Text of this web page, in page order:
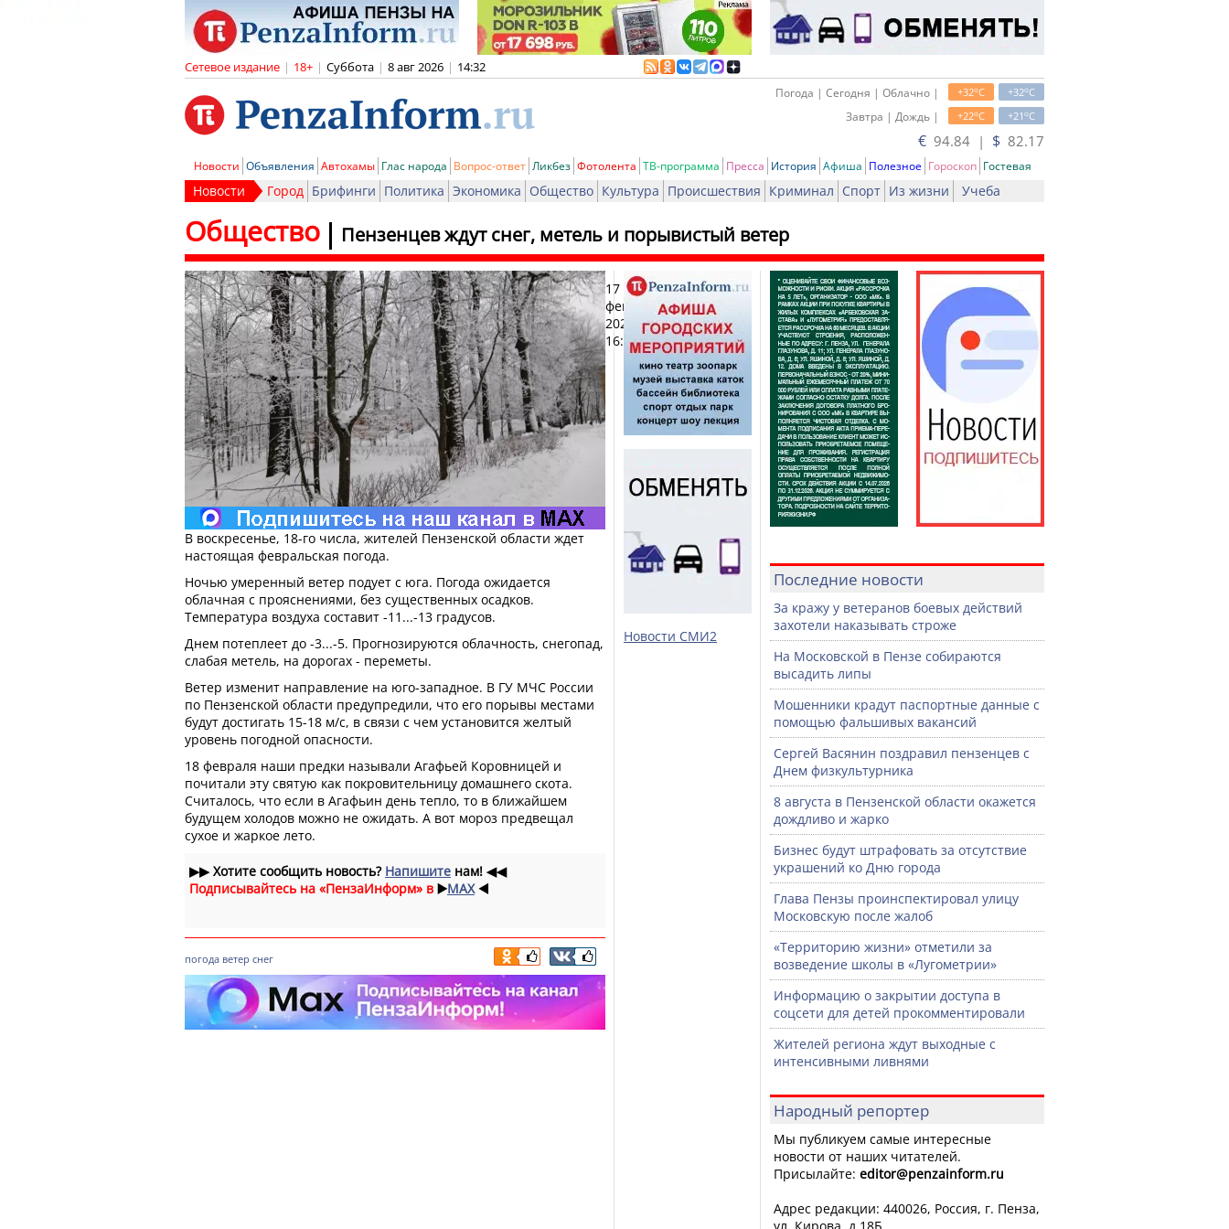
Сетевое издание | 18+ | Суббота | 8 авг 2026 | 14:32
+32oC
+32oC
Погода | Сегодня | Облачно |
+21oC
+22oC
Завтра | Дождь |
€ 94.84 | $ 82.17
Новости Объявления Автохамы Глас народа Вопрос-ответ Ликбез Фотолента ТВ-программа Пресса История Афиша Полезное Гороскоп Гостевая
Новости Город Брифинги Политика Экономика Общество Культура Происшествия Криминал Спорт Из жизни Учеба
Пензенцев ждут снег, метель и порывистый ветер
Общество
17
февраля
2024,
16:35
Печать
В воскресенье, 18-го числа, жителей Пензенской области ждет
настоящая февральская погода.
Ночью умеренный ветер подует с юга. Погода ожидается
облачная с прояснениями, без существенных осадков.
Температура воздуха составит -11...-13 градусов.
Днем потеплеет до -3...-5. Прогнозируются облачность, снегопад,
слабая метель, на дорогах - переметы.
Ветер изменит направление на юго-западное. В ГУ МЧС России
по Пензенской области предупредили, что его порывы местами
будут достигать 15-18 м/с, в связи с чем установится желтый
уровень погодной опасности.
18 февраля наши предки называли Агафьей Коровницей и
почитали эту святую как покровительницу домашнего скота.
Считалось, что если в Агафьин день тепло, то в ближайшем
будущем холодов можно не ожидать. А вот мороз предвещал
сухое и жаркое лето.
▶▶Хотите сообщить новость? Напишите нам! ◀◀
Подписывайтесь на «ПензаИнформ» в ▶️MAX ◀️
погода ветер снег
Новости СМИ2
Последние новости
За кражу у ветеранов боевых действий
захотели наказывать строже
На Московской в Пензе собираются
высадить липы
Мошенники крадут паспортные данные с
помощью фальшивых вакансий
Сергей Васянин поздравил пензенцев с
Днем физкультурника
8 августа в Пензенской области окажется
дождливо и жарко
Бизнес будут штрафовать за отсутствие
украшений ко Дню города
Глава Пензы проинспектировал улицу
Московскую после жалоб
«Территорию жизни» отметили за
возведение школы в «Лугометрии»
Информацию о закрытии доступа в
соцсети для детей прокомментировали
Жителей региона ждут выходные с
интенсивными ливнями
Народный репортер
Мы публикуем самые интересные
новости от наших читателей.
Присылайте: editor@penzainform.ru
Адрес редакции: 440026, Россия, г. Пенза,